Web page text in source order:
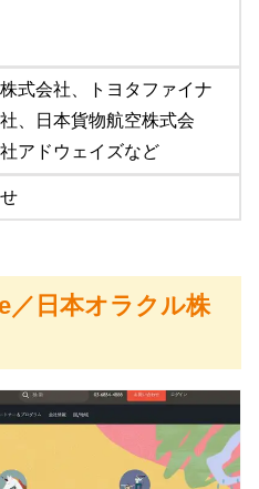
式会社、トヨタファイナ
、日本貨物航空株式会
アドウェイズなど
／日本オラクル株